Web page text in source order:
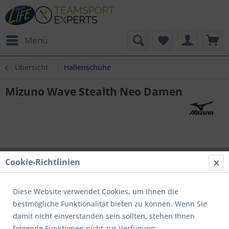
Menü
Übersicht Hallenschuhe
Mizuno Wave Stealth Neo Damen
Cookie-Richtlinien
Diese Website verwendet Cookies, um Ihnen die
bestmögliche Funktionalität bieten zu können. Wenn Sie
damit nicht einverstanden sein sollten, stehen Ihnen